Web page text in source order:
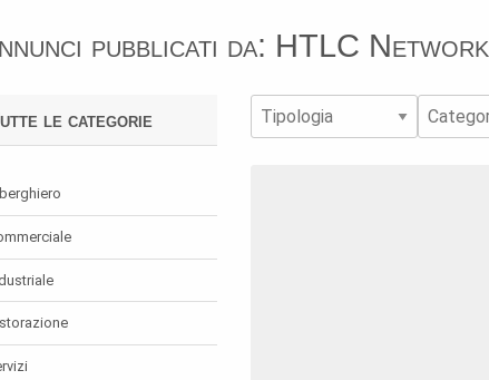
pubblicati da: HTLC Network
le categorie